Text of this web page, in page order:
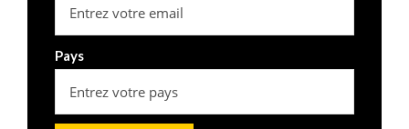
Pays